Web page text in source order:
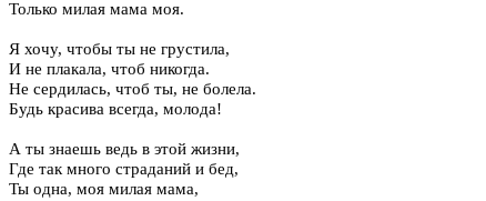
Только милая мама моя.
Я хочу, чтобы ты не грустила,
И не плакала, чтоб никогда.
Не сердилась, чтоб ты, не болела.
Будь красива всегда, молода!
А ты знаешь ведь в этой жизни,
Где так много страданий и бед,
Ты одна, моя милая мама,